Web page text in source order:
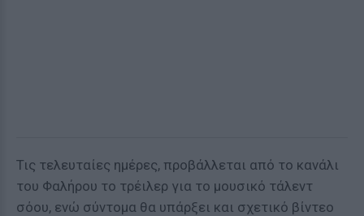
Τις τελευταίες ημέρες, προβάλλεται από το κανάλι
του Φαλήρου το τρέιλερ για το μουσικό τάλεντ
σόου, ενώ σύντομα θα υπάρξει και σχετικό βίντεο